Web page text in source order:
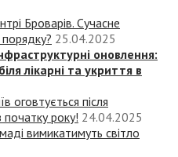
Броварів. Сучасне
25.04.2025
оновлення:
лікарні та укриття в
оговтується після
року! 24.04.2025
вимикатимуть світло